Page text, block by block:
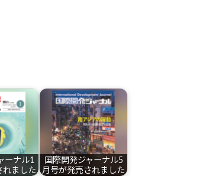
ーナル1
れました
国際開発ジャーナル5
月号が発売されました